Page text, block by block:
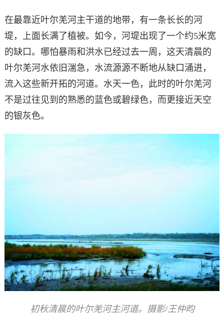
在最靠近叶尔羌河主干道的地带，有一条长长的河
堤，上面长满了植被。如今，河堤出现了一个约5米宽
的缺口。哪怕暴雨和洪水已经过去一周，这天清晨的
叶尔羌河水依旧湍急，水流源源不断地从缺口涌进，
流入这些新开拓的河道。水天一色，此时的叶尔羌河
不是过往见到的熟悉的蓝色或碧绿色，而更接近天空
的银灰色。
初秋清晨的叶尔羌河主河道。摄影/王仲昀